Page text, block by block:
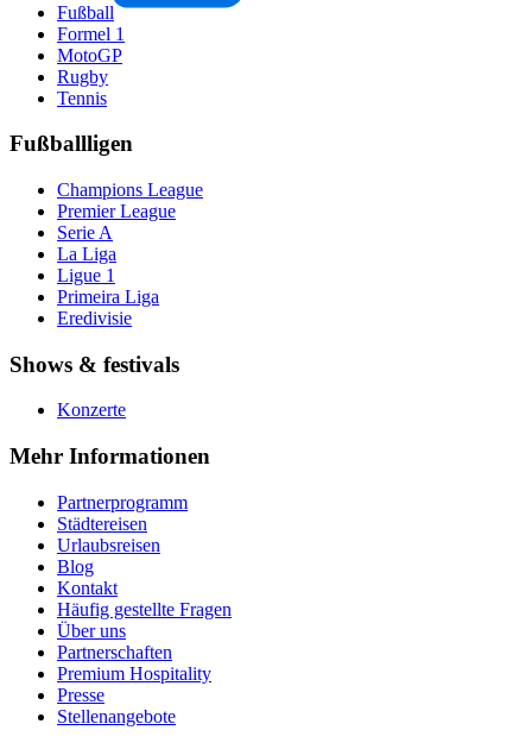
Fußball
Formel 1
MotoGP
Rugby
Tennis
Fußballligen
Champions League
Premier League
Serie A
La Liga
Ligue 1
Primeira Liga
Eredivisie
Shows & festivals
Konzerte
Mehr Informationen
Partnerprogramm
Städtereisen
Urlaubsreisen
Blog
Kontakt
Häufig gestellte Fragen
Über uns
Partnerschaften
Premium Hospitality
Presse
Stellenangebote